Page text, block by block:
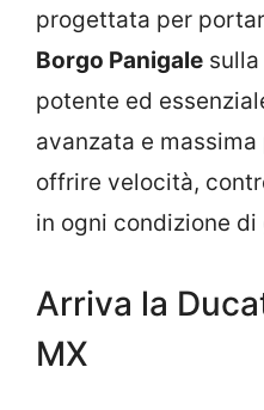
progettata per
Borgo Panigale
potente ed
avanzata e
offrire velocità,
in ogni condizione di
Arriva la
MX